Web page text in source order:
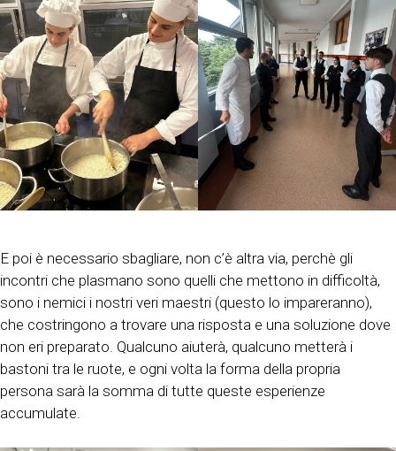
E poi è necessario sbagliare, non c’è altra via, perchè gli
incontri che plasmano sono quelli che mettono in difficoltà,
sono i nemici i nostri veri maestri (questo lo impareranno),
che costringono a trovare una risposta e una soluzione dove
non eri preparato. Qualcuno aiuterà, qualcuno metterà i
bastoni tra le ruote, e ogni volta la forma della propria
persona sarà la somma di tutte queste esperienze
accumulate.